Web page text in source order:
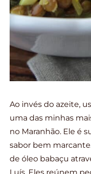
Ao invés do azeite,
uma das minhas
no Maranhão. Ele é
sabor bem
de óleo babaçu